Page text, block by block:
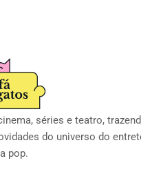
séries e teatro,
do universo do
pop.